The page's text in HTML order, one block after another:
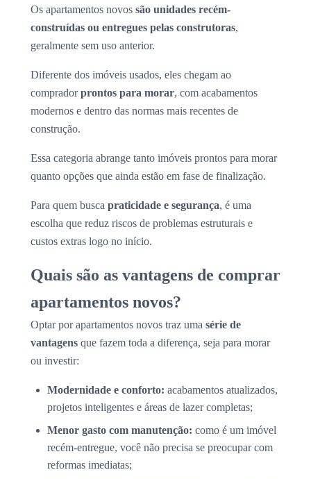
Os apartamentos novos são unidades recém-
construídas ou entregues pelas construtoras,
geralmente sem uso anterior.
Diferente dos imóveis usados, eles chegam ao
compradorprontos para morar, com acabamentos
modernos e dentro das normas mais recentes de
construção.
Essa categoria abrange tanto imóveis prontos para morar
quanto opções que ainda estão em fase de finalização.
Para quem busca praticidade e segurança, é uma
escolha que reduz riscos de problemas estruturais e
custos extras logo no início.
Quais são as vantagens de comprar
apartamentos novos?
Optar por apartamentos novos traz uma série de
vantagens que fazem toda a diferença, seja para morar
ou investir:
Modernidade e conforto: acabamentos atualizados,
projetos inteligentes e áreas de lazer completas;
Menor gasto com manutenção: como é um imóvel
recém-entregue, você não precisa se preocupar com
reformas imediatas;